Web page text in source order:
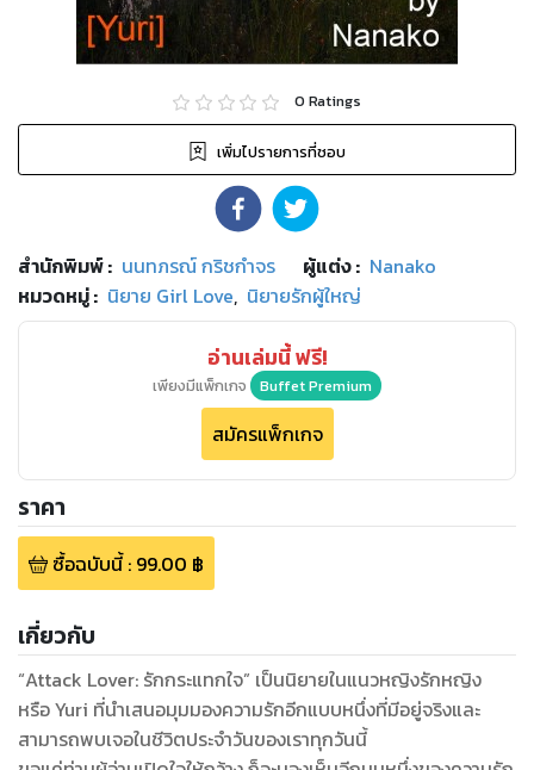
0 Ratings
เพิ่มไปรายการที่ชอบ
สำนักพิมพ์: นนทภรณ์ กริชกำจร ผู้แต่ง : Nanako
หมวดหมู่: นิยาย Girl Love, นิยายรักผู้ใหญ่
อ่านเล่มนี้ ฟรี!
เพียงมีแพ็กเกจ Buffet Premium
สมัครแพ็กเกจ
ราคา
ซื้อฉบับนี้: 99.00 ฿
เกี่ยวกับ
“Attack Lover: รักกระแทกใจ” เป็นนิยายในแนวหญิงรักหญิง
หรือ Yuri ที่นำเสนอมุมมองความรักอีกแบบหนึ่งที่มีอยู่จริงและ
สามารถพบเจอในชีวิตประจำวันของเราทุกวันนี้